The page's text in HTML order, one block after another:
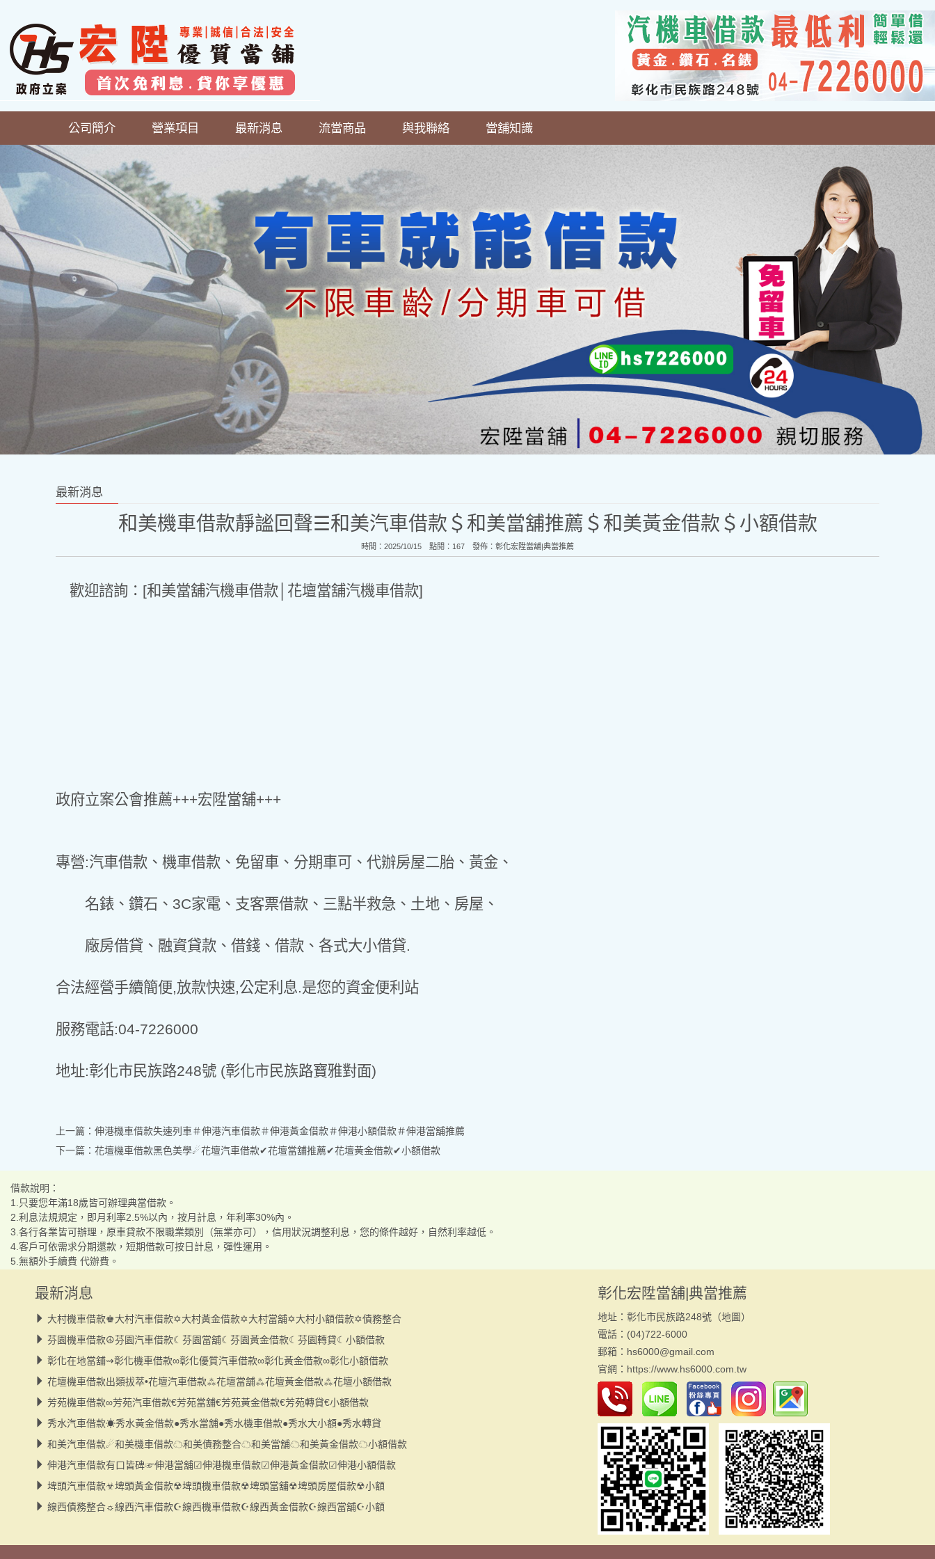
公司簡介 營業項目 最新消息 流當商品 與我聯絡 當舖知識
最新消息
和美機車借款靜謐回聲☰和美汽車借款＄和美當舖推薦＄和美黃金借款＄小額借款
時間：2025/10/15 點閱：167 發佈： 彰化宏陞當舖|典當推薦
歡迎諮詢：[和美當舖汽機車借款│花壇當舖汽機車借款]
政府立案公會推薦+++宏陞當舖+++
專營:汽車借款、機車借款、免留車、分期車可、代辦房屋二胎、黃金、
名錶、鑽石、3C家電、支客票借款、三點半救急、土地、房屋、
廠房借貸、融資貸款、借錢、借款、各式大小借貸.
合法經營手續簡便,放款快速,公定利息.是您的資金便利站
服務電話:04-7226000
地址:彰化市民族路248號 (彰化市民族路寶雅對面)
上一篇： 伸港機車借款失速列車＃伸港汽車借款＃伸港黃金借款＃伸港小額借款＃伸港當舖推薦
下一篇： 花壇機車借款黑色美學☄花壇汽車借款✔花壇當舖推薦✔花壇黃金借款✔小額借款
借款說明：
1.只要您年滿18歲皆可辦理典當借款。
2.利息法規規定，即月利率2.5%以內，按月計息，年利率30%內。
3.各行各業皆可辦理，原車貸款不限職業類別（無業亦可），信用狀況調整利息，您的條件越好，自然利率越低。
4.客戶可依需求分期還款，短期借款可按日計息，彈性運用。
5.無額外手續費 代辦費。
最新消息
大村機車借款♚大村汽車借款✡大村黃金借款✡大村當舖✡大村小額借款✡債務整合
芬園機車借款☮芬園汽車借款☾芬園當舖☾芬園黃金借款☾芬園轉貸☾小額借款
彰化在地當舖⇝彰化機車借款∞彰化優質汽車借款∞彰化黃金借款∞彰化小額借款
花壇機車借款出類拔萃•花壇汽車借款⁂花壇當舖⁂花壇黃金借款⁂花壇小額借款
芳苑機車借款∞芳苑汽車借款€芳苑當舖€芳苑黃金借款€芳苑轉貸€小額借款
秀水汽車借款☀秀水黃金借款●秀水當舖●秀水機車借款●秀水大小額●秀水轉貸
和美汽車借款☄和美機車借款☁和美債務整合☁和美當舖☁和美黃金借款☁小額借款
伸港汽車借款有口皆碑☞伸港當舖☑伸港機車借款☑伸港黃金借款☑伸港小額借款
埤頭汽車借款☣埤頭黃金借款☢埤頭機車借款☢埤頭當舖☢埤頭房屋借款☢小額
線西債務整合☼線西汽車借款☪線西機車借款☪線西黃金借款☪線西當舖☪小額
彰化宏陞當舖|典當推薦
地址：彰化市民族路248號（地圖）
電話：(04)722-6000
郵箱：hs6000@gmail.com
官網： https://www.hs6000.com.tw